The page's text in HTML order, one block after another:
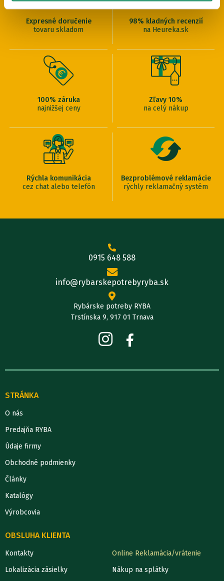
Expresné doručenie
tovaru skladom
98% kladných recenzií
na Heureka.sk
100% záruka
najnižšej ceny
Zľavy 10%
na celý nákup
Rýchla komunikácia
cez chat alebo telefón
Bezproblémové reklamácie
rýchly reklamačný systém
0915 648 588
info@rybarskepotrebyryba.sk
Rybárske potreby RYBA
Trstínska 9, 917 01 Trnava
STRÁNKA
O nás
Predajňa RYBA
Údaje firmy
Obchodné podmienky
Články
Katalógy
Výrobcovia
OBSLUHA KLIENTA
Kontakty
Lokalizácia zásielky
Online Reklamácia/vrátenie
Nákup na splátky